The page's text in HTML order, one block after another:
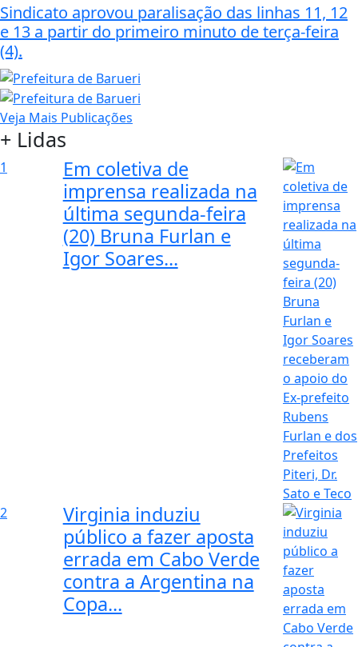
Sindicato aprovou paralisação das linhas 11, 12
e 13 a partir do primeiro minuto de terça-feira
(4).
Veja Mais Publicações
+ Lidas
1
Em coletiva de
imprensa realizada na
última segunda-feira
(20) Bruna Furlan e
Igor Soares...
2
Virginia induziu
público a fazer aposta
errada em Cabo Verde
contra a Argentina na
Copa...